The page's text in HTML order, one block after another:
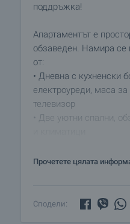
поддръжка!
Апартаментът е
обзаведен. Намира се
от:
• Дневна с кухненски
електроуреди, маса
телевизор
• Две уютни спални,
• Балкон с гледка към
Продава се обзаведен
Прочетете цялата
Сподели: